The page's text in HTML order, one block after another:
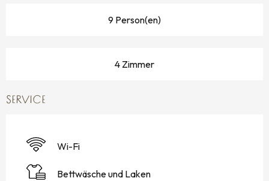
9 Person(en)
4 Zimmer
SERVICE
Wi-Fi
Bettwäsche und Laken